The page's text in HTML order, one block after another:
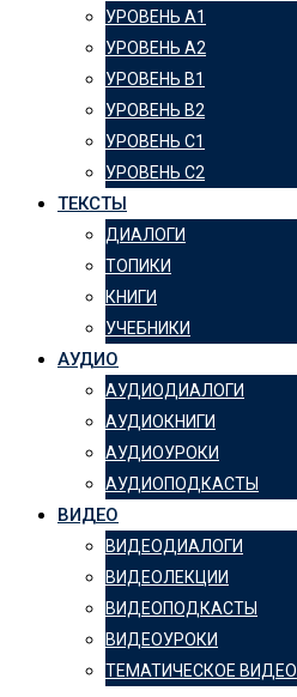
УРОВЕНЬ А1
УРОВЕНЬ А2
УРОВЕНЬ B1
УРОВЕНЬ B2
УРОВЕНЬ C1
УРОВЕНЬ C2
ТЕКСТЫ
ДИАЛОГИ
ТОПИКИ
КНИГИ
УЧЕБНИКИ
АУДИО
АУДИОДИАЛОГИ
АУДИОКНИГИ
АУДИОУРОКИ
АУДИОПОДКАСТЫ
ВИДЕО
ВИДЕОДИАЛОГИ
ВИДЕОЛЕКЦИИ
ВИДЕОПОДКАСТЫ
ВИДЕОУРОКИ
ТЕМАТИЧЕСКОЕ ВИДЕО